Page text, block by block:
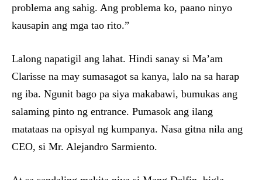
problema ang sahig. Ang problema ko, paano ninyo
kausapin ang mga tao rito.”
Lalong napatigil ang lahat. Hindi sanay si Ma’am
Clarisse na may sumasagot sa kanya, lalo na sa harap
ng iba. Ngunit bago pa siya makabawi, bumukas ang
salaming pinto ng entrance. Pumasok ang ilang
matataas na opisyal ng kumpanya. Nasa gitna nila ang
CEO, si Mr. Alejandro Sarmiento.